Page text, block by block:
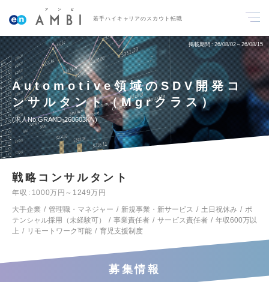
若手ハイキャリアのスカウト転職
掲載期間 26/08/02～26/08/15
Automotive領域のSDV開発コ
ンサルタント（Mgrクラス）
求人No.GRAND-260603KN
戦略コンサルタント
年収
1000万円～1249万円
大手企業
管理職・マネジャー 新規事業・新サービス 土日祝休み
ポ
テンシャル採用（未経験可）
事業責任者 サービス責任者
年収600万以
上
リモートワーク可能 育児支援制度
募集情報